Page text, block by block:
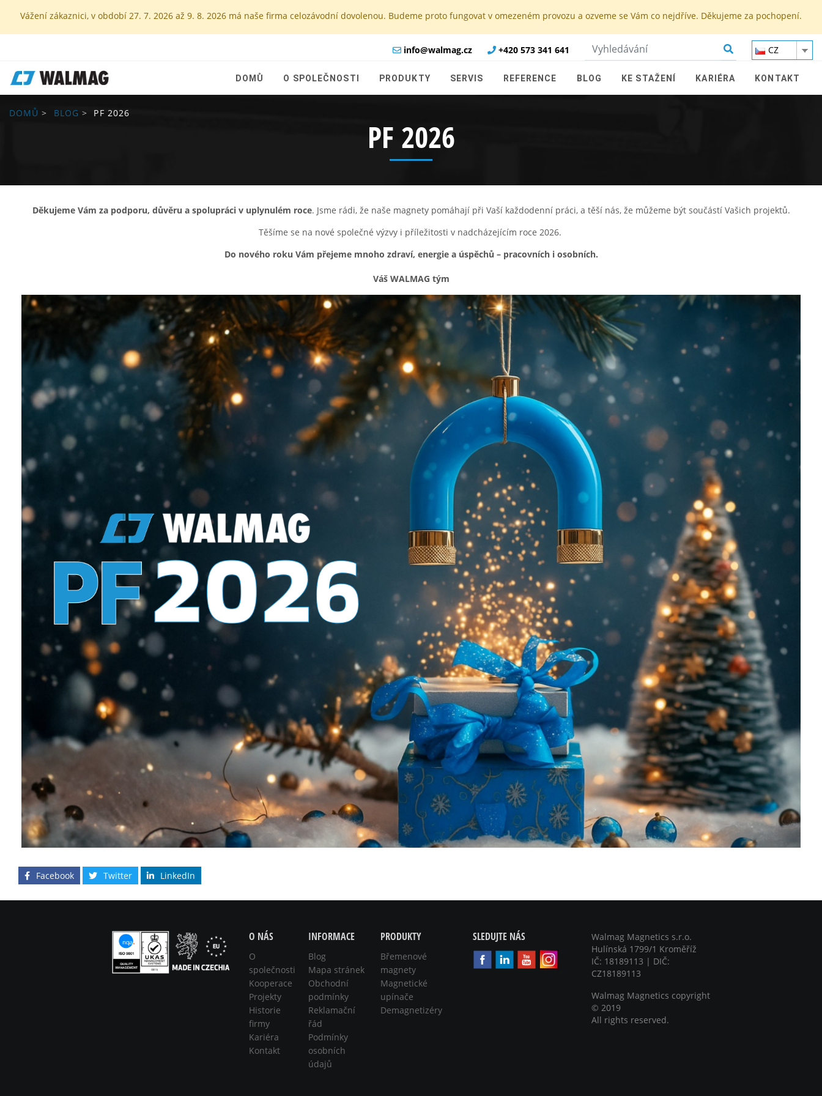
Vážení zákaznici, v období 27. 7. 2026 až 9. 8. 2026 má naše firma celozávodní dovolenou. Budeme proto fungovat v omezeném provozu a ozveme se Vám co nejdříve. Děkujeme za pochopení.
CZ
+420 573 341 641
info@walmag.cz
KONTAKT
KARIÉRA
KE STAŽENÍ
BLOG
REFERENCE
SERVIS
PRODUKTY
O SPOLEČNOSTI
DOMŮ
DOMŮ BLOG PF 2026
PF 2026
Děkujeme Vám za podporu, důvěru a spolupráci v uplynulém roce. Jsme rádi, že naše magnety pomáhají při Vaší každodenní práci, a těší nás, že můžeme být součástí Vašich projektů.
Těšíme se na nové společné výzvy i příležitosti v nadcházejícím roce 2026.
Do nového roku Vám přejeme mnoho zdraví, energie a úspěchů – pracovních i osobních.
Váš WALMAG tým
Facebook Twitter LinkedIn
O NÁS
O
společnosti
Kooperace
Projekty
Historie
firmy
Kariéra
Kontakt
INFORMACE
Blog
Mapa stránek
Obchodní
podmínky
Reklamační
řád
Podmínky
osobních
údajů
PRODUKTY
Břemenové
magnety
Magnetické
upínače
Demagnetizéry
SLEDUJTE NÁS
Walmag Magnetics s.r.o.
Hulínská 1799/1 Kroměříž
IČ: 18189113 | DIČ:
CZ18189113
Walmag Magnetics copyright
© 2019
All rights reserved.